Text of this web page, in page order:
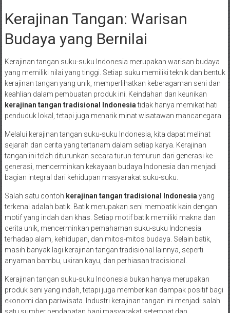
Kerajinan Tangan: Warisan
Budaya yang Bernilai
Kerajinan tangan suku-suku Indonesia merupakan warisan budaya
yang memiliki nilai yang tinggi. Setiap suku memiliki teknik dan bentuk
kerajinan tangan yang unik, memperlihatkan keberagaman seni dan
keahlian dalam pembuatan produk ini. Keindahan dan keunikan
kerajinan tangan tradisional Indonesiatidak hanya memikat hati
penduduk lokal, tetapi juga menarik minat wisatawan mancanegara.
Melalui kerajinan tangan suku-suku Indonesia, kita dapat melihat
sejarah dan cerita yang tertanam dalam setiap karya. Kerajinan
tangan ini telah diturunkan secara turun-temurun dari generasi ke
generasi, mencerminkan kekayaan budaya Indonesia dan menjadi
bagian integral dari kehidupan masyarakat suku-suku.
Salah satu contoh kerajinan tangan tradisional Indonesia yang
terkenal adalah batik. Batik merupakan seni membatik kain dengan
motif yang indah dan khas. Setiap motif batik memiliki makna dan
cerita unik, mencerminkan pemahaman suku-suku Indonesia
terhadap alam, kehidupan, dan mitos-mitos budaya. Selain batik,
masih banyak lagi kerajinan tangan tradisional lainnya, seperti
anyaman bambu, ukiran kayu, dan perhiasan tradisional.
Kerajinan tangan suku-suku Indonesia bukan hanya merupakan
produk seni yang indah, tetapi juga memberikan dampak positif bagi
ekonomi dan pariwisata. Industri kerajinan tangan ini menjadi salah
satu sumber pendapatan bagi masyarakat setempat dan